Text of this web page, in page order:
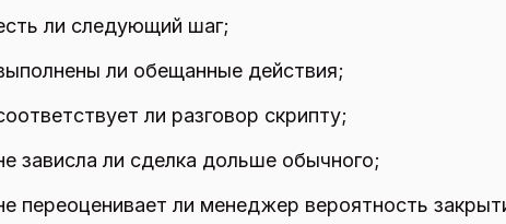
ли следующий шаг;
ли обещанные действия;
ли разговор скрипту;
зависла ли сделка дольше обычного;
переоценивает ли менеджер вероятность